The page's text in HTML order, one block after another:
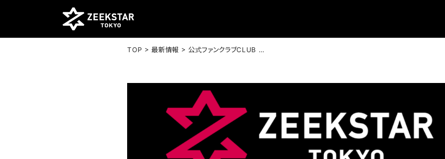
TOP >最新情報 > 公式ファンクラブCLUB ZEEKSTAR 25-26シーズン 新規入会受付スタート！超早期＆早期入会特典！早めの入会がオトクです！